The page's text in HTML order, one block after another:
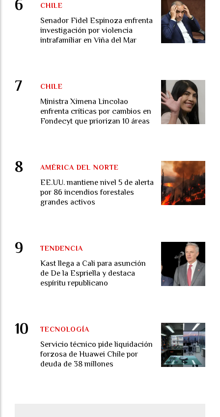
Senador Fidel Espinoza enfrenta
investigación por violencia
intrafamiliar en Viña del Mar
CHILE
Ministra Ximena Lincolao
enfrenta críticas por cambios en
Fondecyt que priorizan 10 áreas
CHILE
EE.UU. mantiene nivel 5 de alerta
por 86 incendios forestales
grandes activos
AMÉRICA DEL NORTE
Kast llega a Cali para asunción
de De la Espriella y destaca
espíritu republicano
TENDENCIA
Servicio técnico pide liquidación
forzosa de Huawei Chile por
deuda de 38 millones
TECNOLOGÍA